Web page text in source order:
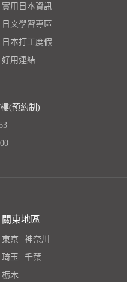
實用日本資訊
日文學習專區
日本打工度假
好用連結
(預約制)
關東地區
東京
神奈川
琦玉
千葉
栃木